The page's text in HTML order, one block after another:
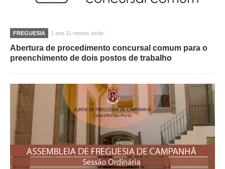
FREGUESIA 1 ano 11 meses atrás
Abertura de procedimento concursal comum para o
preenchimento de dois postos de trabalho